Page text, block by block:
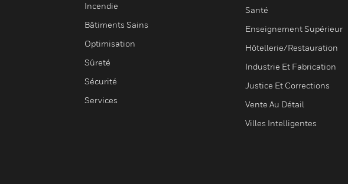
Incendie
Bâtiments Sains
Optimisation
Sûreté
Sécurité
Services
Santé
Enseignement Supérieur
Hôtellerie/Restauration
Industrie Et Fabrication
Justice Et Corrections
Vente Au Détail
Villes Intelligentes